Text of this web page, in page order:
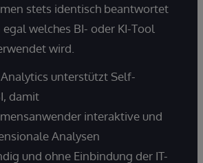
stets identisch beantwortet
welches BI- oder KI-Tool
wird.
unterstützt Self-
damit
interaktive und
Analysen
und ohne Einbindung der IT-